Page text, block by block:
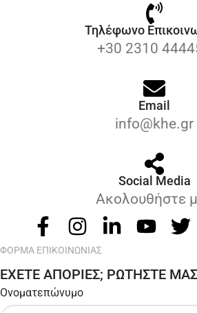
Τηλέφωνο
+30 2310
Email
info@khe.gr
Social Media
Ακολουθήστε
ΦΟΡΜΑ ΕΠΙΚΟΙΝΩΝΙΑΣ
ΕΧΕΤΕ ΑΠΟΡΙΕΣ; ΡΩΤΗΣΤΕ ΜΑΣ
Ονοματεπώνυμο